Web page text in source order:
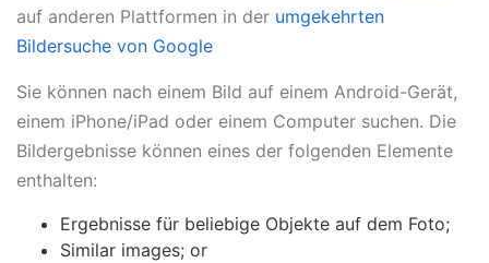
auf anderen Plattformen in der umgekehrten
Bildersuche von Google
Sie können nach einem Bild auf einem Android-Gerät,
einem iPhone/iPad oder einem Computer suchen. Die
Bildergebnisse können eines der folgenden Elemente
enthalten:
Ergebnisse für beliebige Objekte auf dem Foto;
Similar images; or